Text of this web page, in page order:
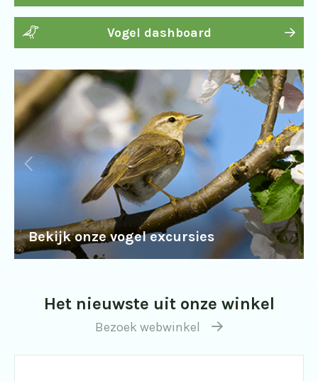
Vogel dashboard
Bekijk onze vogel excursies
Het nieuwste uit onze winkel
Bezoek webwinkel